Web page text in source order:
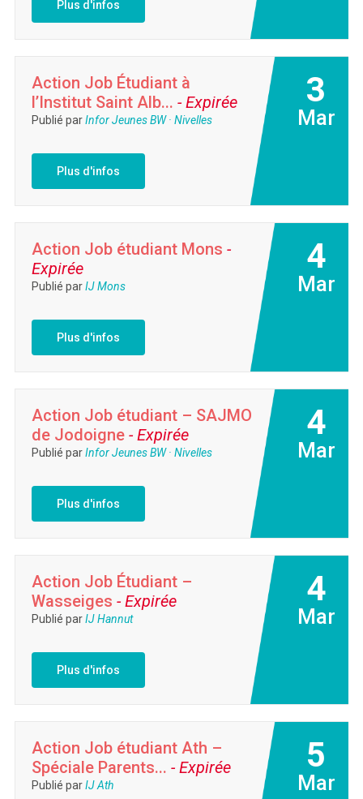
Plus d'infos
Action Job Étudiant à
l’Institut Saint Alb... - Expirée
Publié par Infor Jeunes BW · Nivelles
Plus d'infos
3
Mar
Action Job étudiant Mons -
Expirée
Publié par IJ Mons
Plus d'infos
4
Mar
Action Job étudiant – SAJMO
de Jodoigne - Expirée
Publié par Infor Jeunes BW · Nivelles
Plus d'infos
4
Mar
Action Job Étudiant –
Wasseiges - Expirée
Publié par IJ Hannut
Plus d'infos
4
Mar
Action Job étudiant Ath –
Spéciale Parents... - Expirée
Publié par IJ Ath
5
Mar